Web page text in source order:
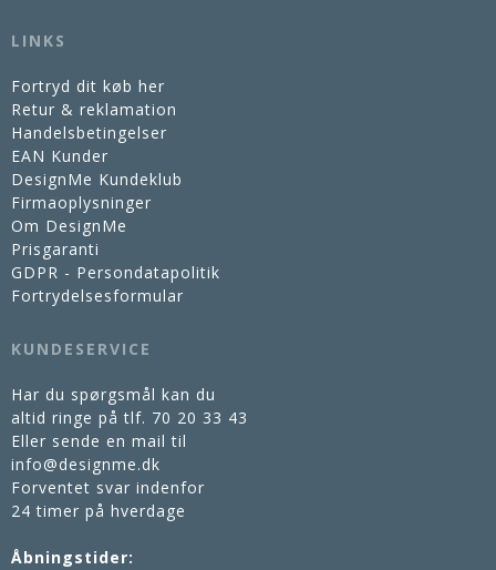
LINKS
Fortryd dit køb her
Retur & reklamation
Handelsbetingelser
EAN Kunder
DesignMe Kundeklub
Firmaoplysninger
Om DesignMe
Prisgaranti
GDPR - Persondatapolitik
Fortrydelsesformular
KUNDESERVICE
Har du spørgsmål kan du
altid ringe på tlf. 70 20 33 43
Eller sende en mail til
info@designme.dk
Forventet svar indenfor
24 timer på hverdage
Åbningstider: